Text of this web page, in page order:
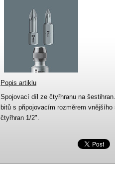
Popis artiklu
Spojovací díl ze čtyřhranu na
bitů s připojovacím rozměrem
čtyřhran 1/2".